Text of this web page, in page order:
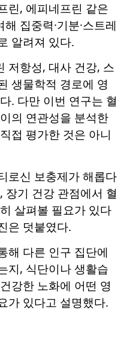
린, 에피네프린 같은
집중력·기분·스트레
알려져 있다.
저항성, 대사 건강, 스
생물학적 경로에 영
. 다만 이번 연구는 혈
의 연관성을 분석한
접 평가한 것은 아니
로신 보충제가 해롭다
장기 건강 관점에서 혈
살펴볼 필요가 있다
은 덧붙였다.
해 다른 인구 집단에
지, 식단이나 생활습
강한 노화에 어떤 영
가 있다고 설명했다.